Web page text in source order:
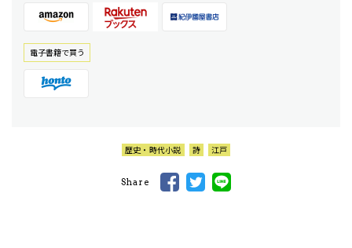
電⼦書籍で買う
歴史・時代小説 詩 江戸
Share